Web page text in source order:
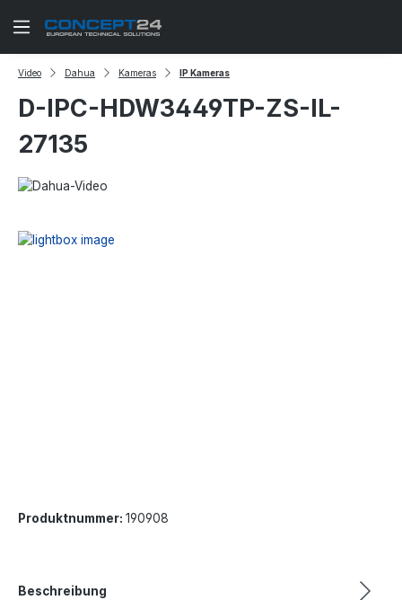
Zum Hauptinhalt springen
Video Dahua Kameras IP Kameras
D-IPC-HDW3449TP-ZS-IL-
27135
Produktnummer: 190908
Beschreibung